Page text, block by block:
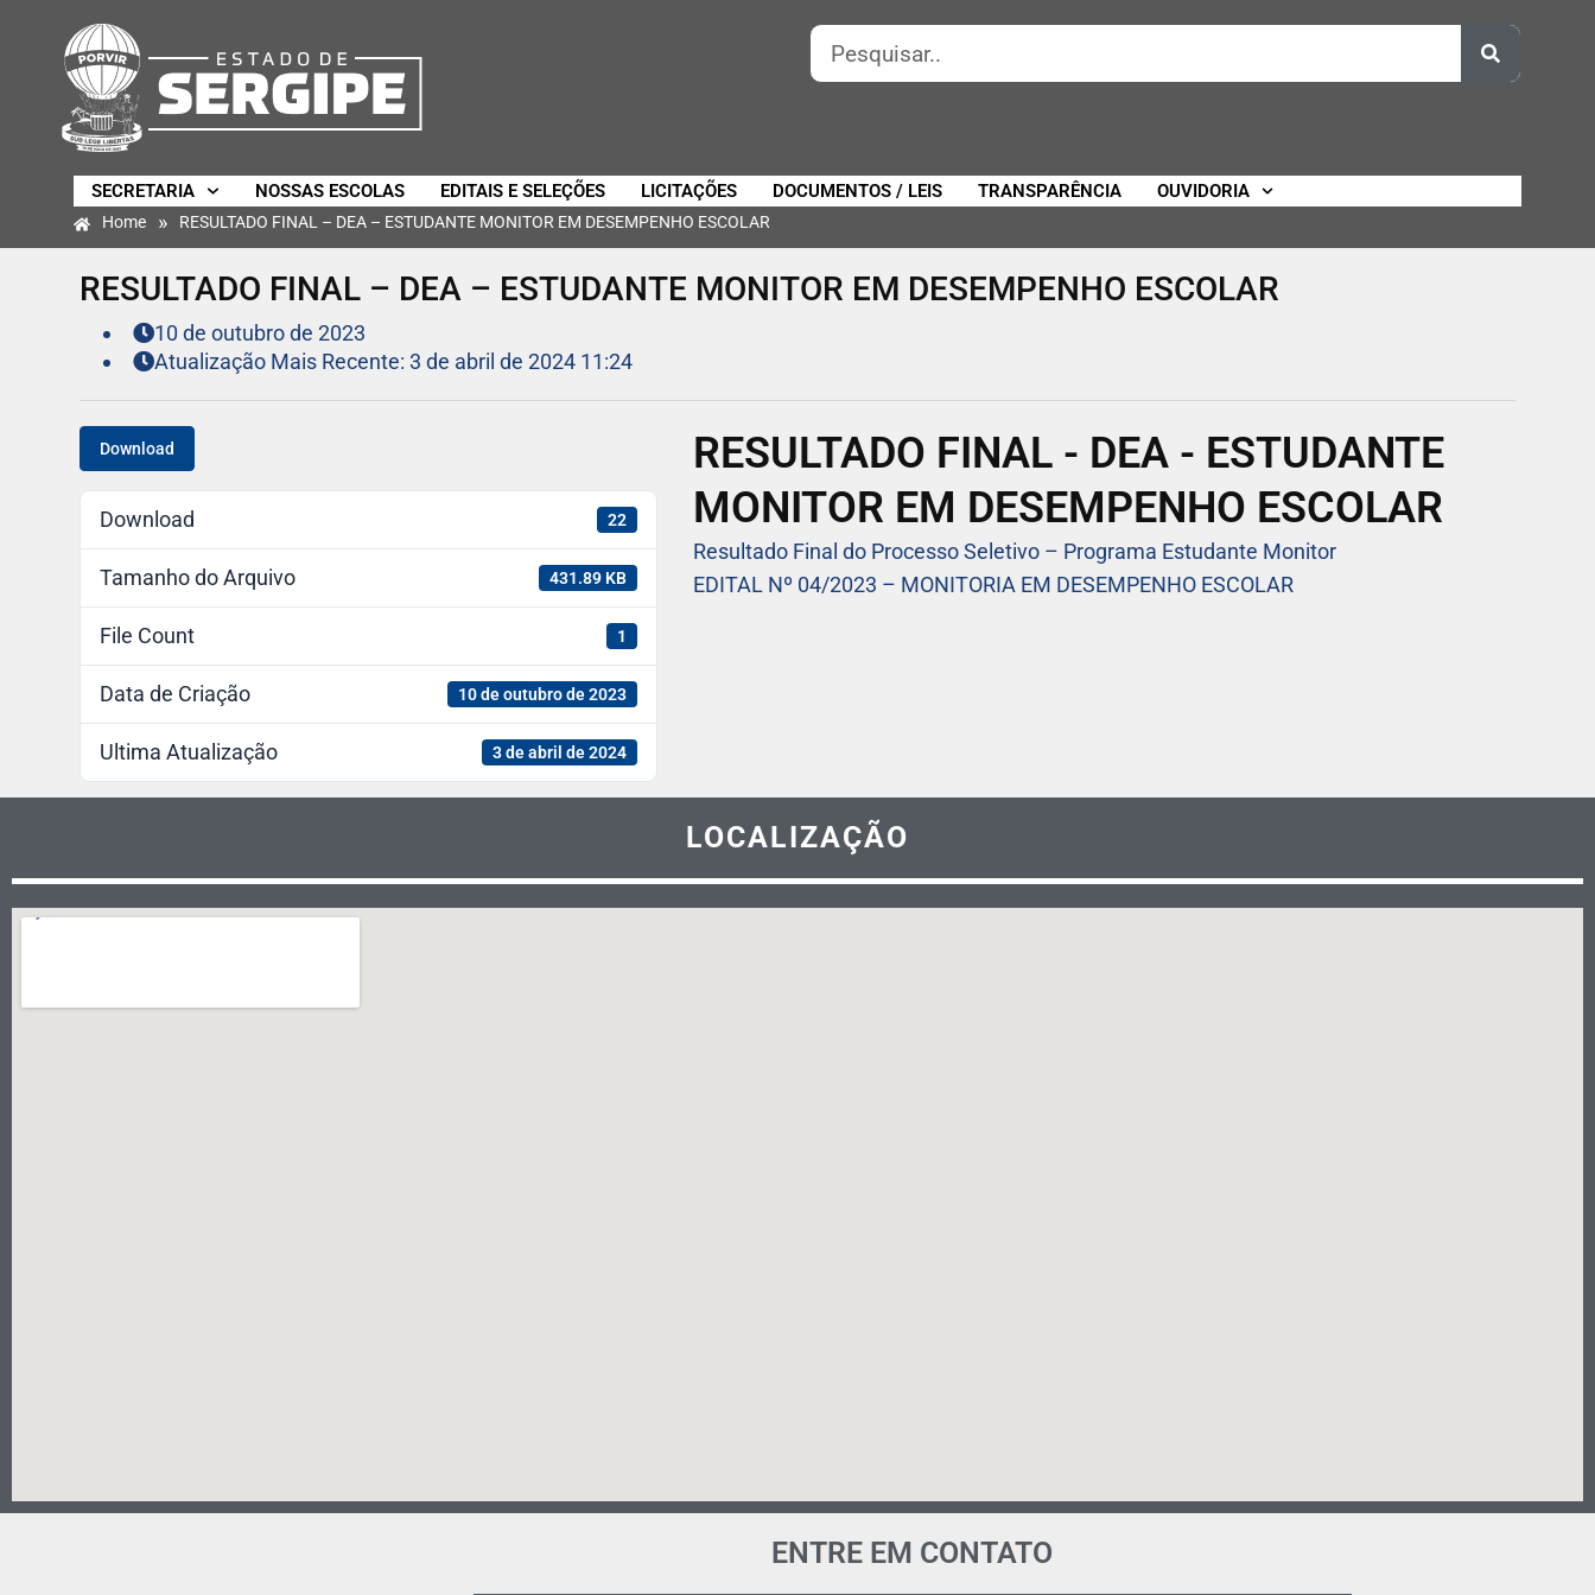
SECRETARIA NOSSAS ESCOLAS EDITAIS E SELEÇÕES LICITAÇÕES DOCUMENTOS / LEIS TRANSPARÊNCIA OUVIDORIA
Home » RESULTADO FINAL – DEA – ESTUDANTE MONITOR EM DESEMPENHO ESCOLAR
RESULTADO FINAL – DEA – ESTUDANTE MONITOR EM DESEMPENHO ESCOLAR
10 de outubro de 2023
Atualização Mais Recente: 3 de abril de 2024 11:24
Download
Download 22
Tamanho do Arquivo 431.89 KB
File Count 1
Data de Criação 10 de outubro de 2023
Ultima Atualização 3 de abril de 2024
RESULTADO FINAL - DEA - ESTUDANTE
MONITOR EM DESEMPENHO ESCOLAR
Resultado Final do Processo Seletivo – Programa Estudante Monitor
EDITAL Nº 04/2023 – MONITORIA EM DESEMPENHO ESCOLAR
LOCALIZAÇÃO
ENTRE EM CONTATO